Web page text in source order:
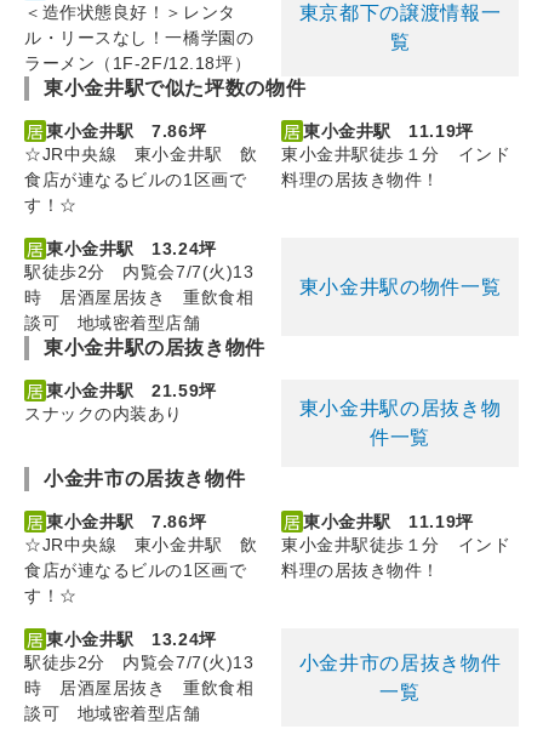
＜造作状態良好！＞レンタ
ル・リースなし！一橋学園の
ラーメン（1F-2F/12.18坪）
東京都下の譲渡情報一
覧
東小金井駅で似た坪数の物件
東小金井駅 7.86坪
☆JR中央線 東小金井駅 飲
食店が連なるビルの1区画で
す！☆
東小金井駅 11.19坪
東小金井駅徒歩１分 インド
料理の居抜き物件！
東小金井駅 13.24坪
駅徒歩2分 内覧会7/7(火)13
時 居酒屋居抜き 重飲食相
談可 地域密着型店舗
東小金井駅の物件一覧
東小金井駅の居抜き物件
東小金井駅 21.59坪
スナックの内装あり
東小金井駅の居抜き物
件一覧
小金井市の居抜き物件
東小金井駅 7.86坪
☆JR中央線 東小金井駅 飲
食店が連なるビルの1区画で
す！☆
東小金井駅 11.19坪
東小金井駅徒歩１分 インド
料理の居抜き物件！
東小金井駅 13.24坪
駅徒歩2分 内覧会7/7(火)13
時 居酒屋居抜き 重飲食相
談可 地域密着型店舗
小金井市の居抜き物件
一覧